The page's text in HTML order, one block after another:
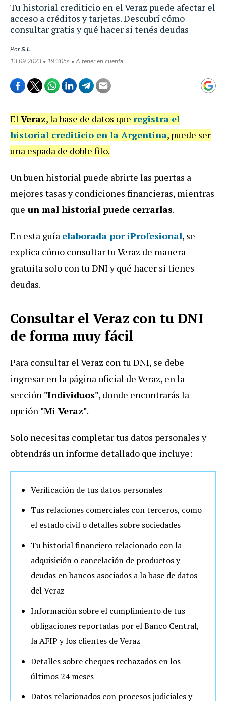
Tu historial crediticio en el Veraz puede afectar el
acceso a créditos y tarjetas. Descubrí cómo
consultar gratis y qué hacer si tenés deudas
PorS.L.
13.09.2023 • 19:30hs • A tener en cuenta
El Veraz, la base de datos que registra el
historial crediticio en la Argentina, puede ser
una espada de doble filo.
Un buen historial puede abrirte las puertas a
mejores tasas y condiciones financieras, mientras
que un mal historial puede cerrarlas.
En esta guía elaborada por iProfesional, se
explica cómo consultar tu Veraz de manera
gratuita solo con tu DNI y qué hacer si tienes
deudas.
Consultar el Veraz con tu DNI
de forma muy fácil
Para consultar el Veraz con tu DNI, se debe
ingresar en la página oficial de Veraz, en la
sección "Individuos", donde encontrarás la
opción "Mi Veraz".
Solo necesitas completar tus datos personales y
obtendrás un informe detallado que incluye:
Verificación de tus datos personales
Tus relaciones comerciales con terceros, como
el estado civil o detalles sobre sociedades
Tu historial financiero relacionado con la
adquisición o cancelación de productos y
deudas en bancos asociados a la base de datos
del Veraz
Información sobre el cumplimiento de tus
obligaciones reportadas por el Banco Central,
la AFIP y los clientes de Veraz
Detalles sobre cheques rechazados en los
últimos 24 meses
Datos relacionados con procesos judiciales y